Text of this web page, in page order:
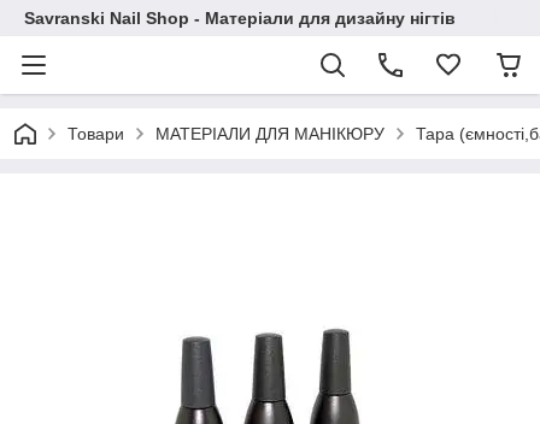
Savranski Nail Shop - Матеріали для дизайну нігтів
Товари МАТЕРІАЛИ ДЛЯ МАНІКЮРУ Тара